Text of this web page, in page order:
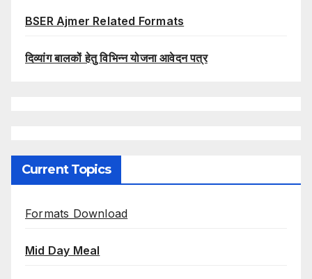
BSER Ajmer Related Formats
दिव्यांग बालकों हेतु विभिन्न योजना आवेदन पत्र
Current Topics
Formats Download
Mid Day Meal